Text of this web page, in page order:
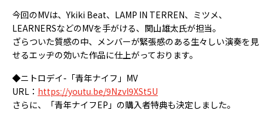
今回のMVは、Ykiki Beat、LAMP IN TERREN、ミツメ、
LEARNERSなどのMVを手がける、関山雄太氏が担当。
ざらついた質感の中、メンバーが緊張感のある生々しい演奏を見
せるエッヂの効いた作品に仕上がっております。
◆ニトロデイ-「青年ナイフ」MV
URL： https://youtu.be/9Nzvl9XSt5U
さらに、「青年ナイフEP」の購入者特典も決定しました。